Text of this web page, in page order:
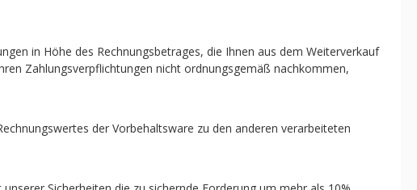
in Höhe des Rechnungsbetrages, die Ihnen aus dem Weiterverkauf
Zahlungsverpflichtungen nicht ordnungsgemäß nachkommen,
der Vorbehaltsware zu den anderen verarbeiteten